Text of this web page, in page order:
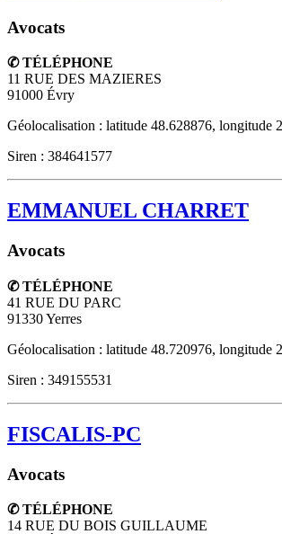
Avocats
✆ TÉLÉPHONE
11 RUE DES MAZIERES
91000 Évry
Géolocalisation : latitude 48.628876, longitude
Siren : 384641577
EMMANUEL CHARRET
Avocats
✆ TÉLÉPHONE
41 RUE DU PARC
91330Yerres
Géolocalisation : latitude 48.720976, longitude
Siren : 349155531
FISCALIS-PC
Avocats
✆ TÉLÉPHONE
14 RUE DU BOIS GUILLAUME